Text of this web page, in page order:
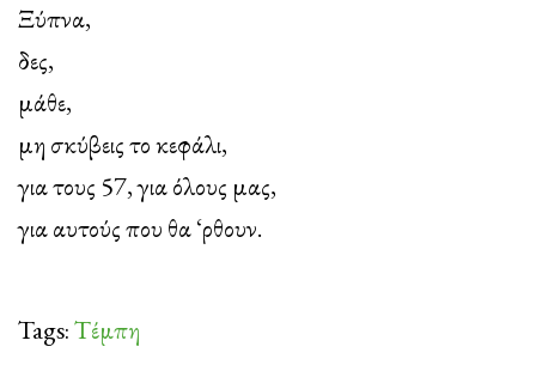
Ξύπνα,
δες,
μάθε,
μη σκύβεις το κεφάλι,
για τους 57, για όλους μας,
για αυτούς που θα ‘ρθουν.
Tags:Τέμπη